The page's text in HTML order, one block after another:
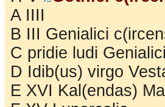
A IIII
B III Genialici
C pridie ludi
D Idib(us) virgo
E XVI Kal(endas)